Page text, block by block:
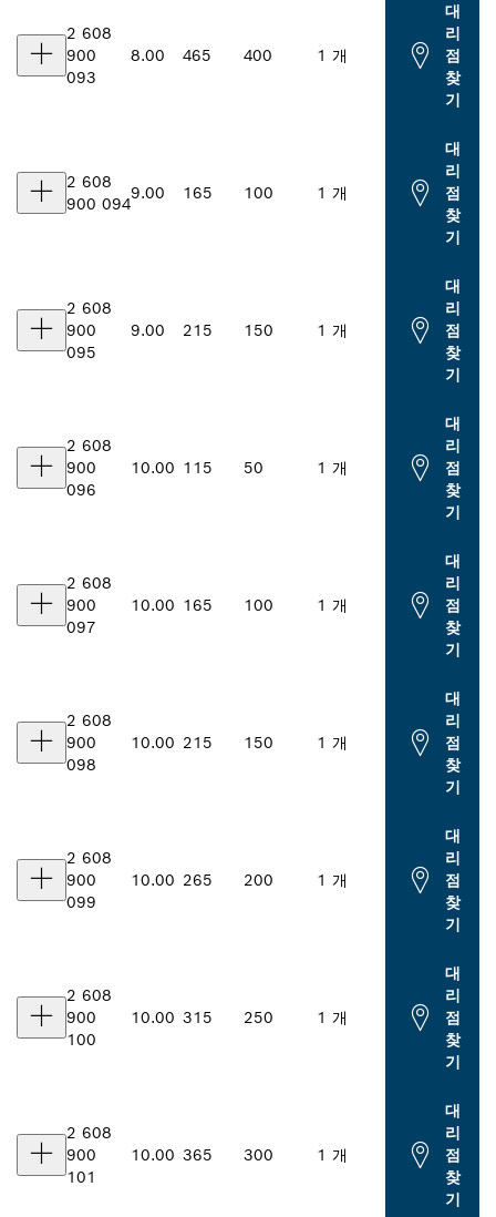
2 608
900
093
8.00 465 400 1 개
대
리
점
찾
기
2 608
900 094
9.00 165 100 1 개
대
리
점
찾
기
2 608
900
095
9.00 215 150 1 개
대
리
점
찾
기
2 608
900
096
10.00 115 50 1 개
대
리
점
찾
기
2 608
900
097
10.00 165 100 1 개
대
리
점
찾
기
2 608
900
098
10.00 215 150 1 개
대
리
점
찾
기
2 608
900
099
10.00 265 200 1 개
대
리
점
찾
기
2 608
900
100
10.00 315 250 1 개
대
리
점
찾
기
2 608
900
101
10.00 365 300 1 개
대
리
점
찾
기